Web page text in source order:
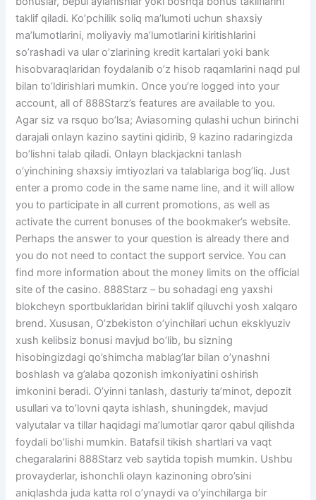
taklif qiladi. Ko’pchilik soliq ma’lumoti uchun shaxsiy
ma’lumotlarini, moliyaviy ma’lumotlarini kiritishlarini
so’rashadi va ular o’zlarining kredit kartalari yoki bank
hisobvaraqlaridan foydalanib o’z hisob raqamlarini naqd pul
bilan to’ldirishlari mumkin. Once you’re logged into your
account, all of 888Starz’s features are available to you.
Agar siz va rsquo bo’lsa; Aviasorning qulashi uchun birinchi
darajali onlayn kazino saytini qidirib, 9 kazino radaringizda
bo’lishni talab qiladi. Onlayn blackjackni tanlash
o’yinchining shaxsiy imtiyozlari va talablariga bog’liq. Just
enter a promo code in the same name line, and it will allow
you to participate in all current promotions, as well as
activate the current bonuses of the bookmaker’s website.
Perhaps the answer to your question is already there and
you do not need to contact the support service. You can
find more information about the money limits on the official
site of the casino. 888Starz – bu sohadagi eng yaxshi
blokcheyn sportbuklaridan birini taklif qiluvchi yosh xalqaro
brend. Xususan, O’zbekiston o’yinchilari uchun eksklyuziv
xush kelibsiz bonusi mavjud bo’lib, bu sizning
hisobingizdagi qo’shimcha mablag’lar bilan o’ynashni
boshlash va g’alaba qozonish imkoniyatini oshirish
imkonini beradi. O’yinni tanlash, dasturiy ta’minot, depozit
usullari va to’lovni qayta ishlash, shuningdek, mavjud
valyutalar va tillar haqidagi ma’lumotlar qaror qabul qilishda
foydali bo’lishi mumkin. Batafsil tikish shartlari va vaqt
chegaralarini 888Starz veb saytida topish mumkin. Ushbu
provayderlar, ishonchli olayn kazinoning obro’sini
aniqlashda juda katta rol o’ynaydi va o’yinchilarga bir